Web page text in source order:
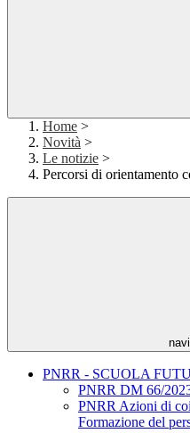
Home >
Novità >
Le notizie >
Percorsi di orientamento
PNRR - SCUOLA
PNRR DM 66/
PNRR Azioni di
Formazione del